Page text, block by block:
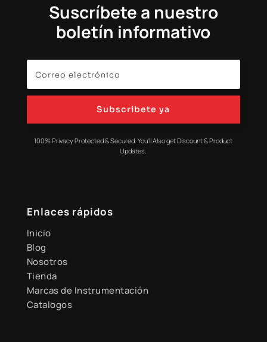
Suscríbete a nuestro
boletín informativo
Subscribete ya
100% Privacy Protected & Secured. You'll Also get Discount & Product
Updates.
Enlaces rápidos
Inicio
Blog
Nosotros
Tienda
Marcas de Instrumentación
Catalogos